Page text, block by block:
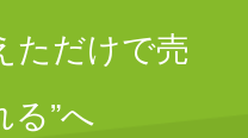
ただけで売
る”へ